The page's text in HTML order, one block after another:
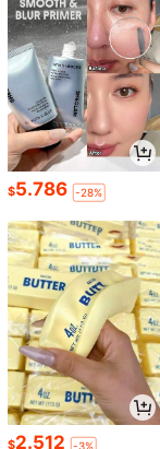
$5.786 -28%
$2.512 -3%